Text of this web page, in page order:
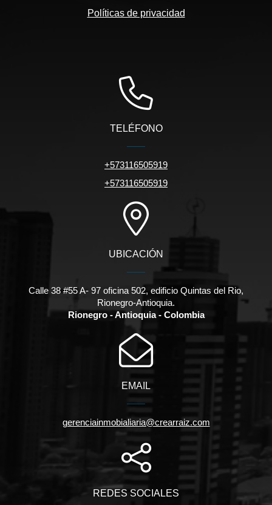
Políticas de privacidad
TELÉFONO
+573116505919
+573116505919
UBICACIÓN
Calle 38 #55 A- 97 oficina 502, edificio Quintas del Rio,
Rionegro-Antioquia.
Rionegro - Antioquia - Colombia
EMAIL
gerenciainmobialiaria@crearraiz.com
REDES SOCIALES